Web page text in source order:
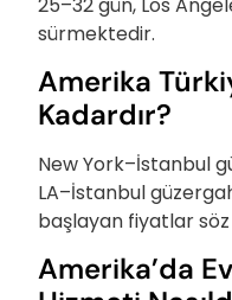
sürmektedir.
Amerika
Kadardır?
New York–İstanbul
LA–İstanbul
başlayan fiyatlar
Amerika’da